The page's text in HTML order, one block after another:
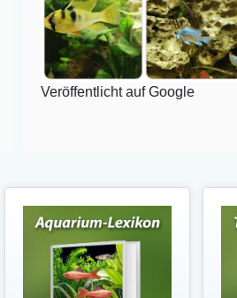
auf Google